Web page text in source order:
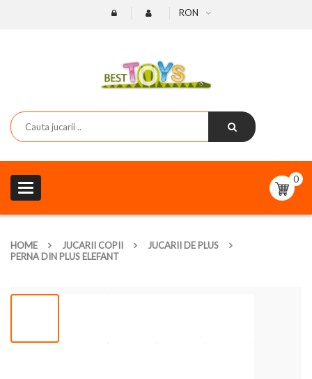
RON
Toggle
navigation
0
HOME JUCARII COPII
JUCARII DE PLUS
PERNA DIN PLUS ELEFANT